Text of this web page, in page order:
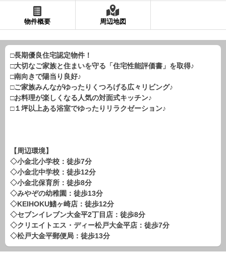
物件概要 周辺地図
□長期優良住宅認定物件！
□大切なご家族と住まいを守る「住宅性能評価書」を取得♪
□南向きで陽当り良好♪
□ご家族みんながゆったりくつろげる広々リビング♪
□お料理が楽しくなる人気の対面式キッチン♪
□１坪以上ある浴室でゆったりリラクゼーション♪
【周辺環境】
◇小金北小学校：徒歩7分
◇小金北中学校：徒歩12分
◇小金北保育所：徒歩8分
◇みやぞの幼稚園：徒歩13分
◇KEIHOKU鰭ヶ崎店：徒歩12分
◇セブンイレブン大金平2丁目店：徒歩8分
◇クリエイトエス・ディー松戸大金平店：徒歩7分
◇松戸大金平郵便局：徒歩13分
スタッフ紹介
千葉本店 成田支店
神奈川支店
沖縄支店
売却査定 会社案内
お問い合わせ サイトマップ
プライバシーポリシー
新築一戸建
エリアから探す
路線から探す
中古一戸建
エリアから探す
路線から探す
マンション